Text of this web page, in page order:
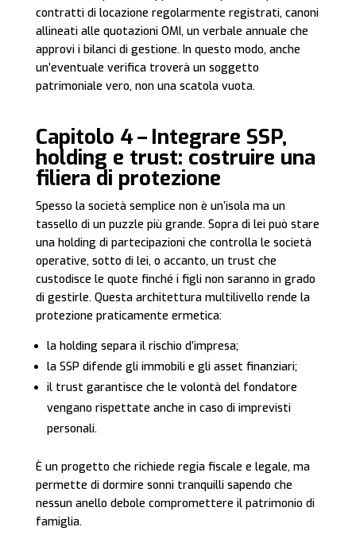
contratti di locazione regolarmente registrati, canoni
allineati alle quotazioni OMI, un verbale annuale che
approvi i bilanci di gestione. In questo modo, anche
un’eventuale verifica troverà un soggetto
patrimoniale vero, non una scatola vuota.
Capitolo 4 – Integrare SSP,
holding e trust: costruire una
filiera di protezione
Spesso la società semplice non è un’isola ma un
tassello di un puzzle più grande. Sopra di lei può stare
una holding di partecipazioni che controlla le società
operative, sotto di lei, o accanto, un trust che
custodisce le quote finché i figli non saranno in grado
di gestirle. Questa architettura multilivello rende la
protezione praticamente ermetica:
la holding separa il rischio d’impresa;
la SSP difende gli immobili e gli asset finanziari;
il trust garantisce che le volontà del fondatore
vengano rispettate anche in caso di imprevisti
personali.
È un progetto che richiede regia fiscale e legale, ma
permette di dormire sonni tranquilli sapendo che
nessun anello debole compromettere il patrimonio di
famiglia.